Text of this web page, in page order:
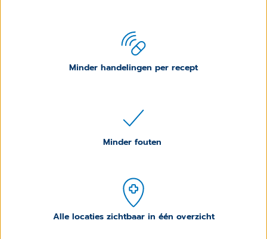
Minder handelingen per recept
Minder fouten
Alle locaties zichtbaar in één overzicht